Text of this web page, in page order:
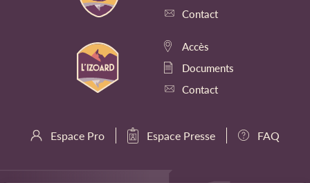
Contact
Accès
Documents
Contact
Espace Pro Espace Presse FAQ